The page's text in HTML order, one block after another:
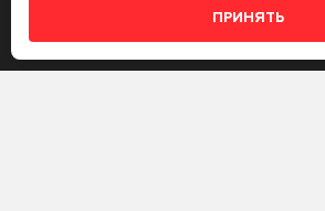
ПРИНЯТЬ